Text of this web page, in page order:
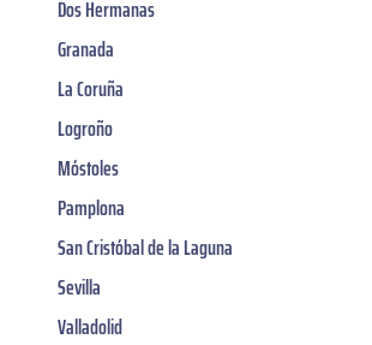
Dos Hermanas
Granada
La Coruña
Logroño
Móstoles
Pamplona
San Cristóbal de la Laguna
Sevilla
Valladolid